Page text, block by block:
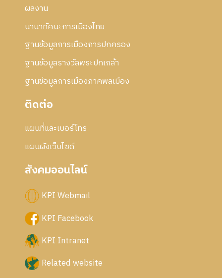
ผลงาน
นานาทัศนะการเมืองไทย
ฐานข้อมูลการเมืองการปกครอง
ฐานข้อมูลรางวัลพระปกเกล้า
ฐานข้อมูลการเมืองภาคพลเมือง
ติดต่อ
แผนที่และเบอร์โทร
แผนผังเว็บไซด์
สังคมออนไลน์
KPI Webmail
KPI Facebook
KPI Intranet
Related website